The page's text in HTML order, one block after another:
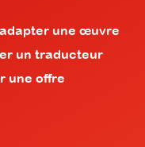
une œuvre
un traducteur
une offre